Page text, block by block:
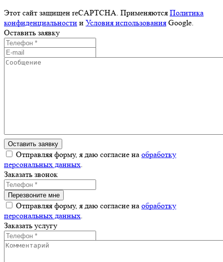
Этот сайт защищен reCAPTCHA. Применяются Политика
конфиденциальности и Условия использования Google.
Оставить заявку
Отправляя форму, я даю согласие на обработку
персональных данных.
Заказать звонок
Отправляя форму, я даю согласие на обработку
персональных данных.
Заказать услугу